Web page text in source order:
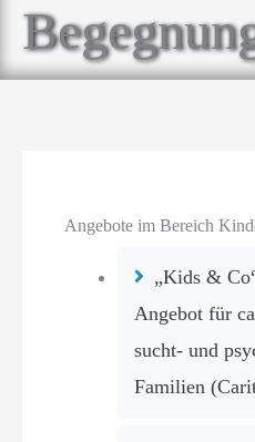
Angebote im Bereich
„Kids &
Angebot für
sucht- und
Familien